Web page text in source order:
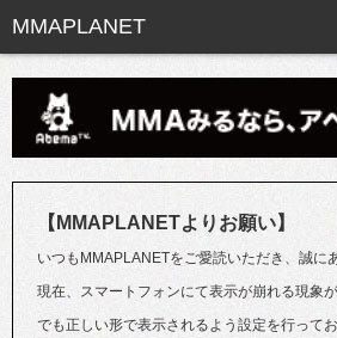
【MMAPLANETよりお願い】
いつもMMAPLANETをご愛読いただき、誠に
現在、スマートフォンにて表示が崩れる現象
でも正しい形で表示されるよう設定を行って